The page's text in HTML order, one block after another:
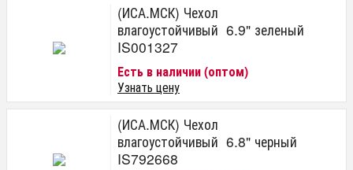
(ИСА.МСК) Чехол
влагоустойчивый 6.9" зеленый
IS001327
Есть в наличии (оптом)
Узнать цену
(ИСА.МСК) Чехол
влагоустойчивый 6.8" черный
IS792668